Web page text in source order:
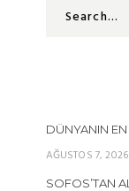
DÜNYANIN EN
AĞUSTOS 7, 2026
SOFOS’TAN